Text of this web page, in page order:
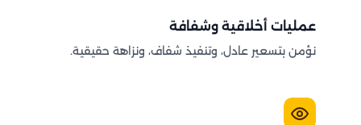
عمليات أخلاقية وشفافة
نؤمن بتسعير عادل، وتنفيذ شفاف، ونزاهة حقيقية.